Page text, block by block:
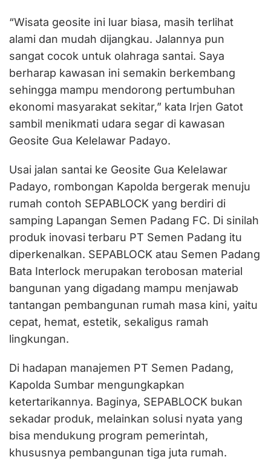
“Wisata geosite ini luar biasa, masih terlihat
alami dan mudah dijangkau. Jalannya pun
sangat cocok untuk olahraga santai. Saya
berharap kawasan ini semakin berkembang
sehingga mampu mendorong pertumbuhan
ekonomi masyarakat sekitar,” kata Irjen Gatot
sambil menikmati udara segar di kawasan
Geosite Gua Kelelawar Padayo.
Usai jalan santai ke Geosite Gua Kelelawar
Padayo, rombongan Kapolda bergerak menuju
rumah contoh SEPABLOCK yang berdiri di
samping Lapangan Semen Padang FC. Di sinilah
produk inovasi terbaru PT Semen Padang itu
diperkenalkan. SEPABLOCK atau Semen Padang
Bata Interlock merupakan terobosan material
bangunan yang digadang mampu menjawab
tantangan pembangunan rumah masa kini, yaitu
cepat, hemat, estetik, sekaligus ramah
lingkungan.
Di hadapan manajemen PT Semen Padang,
Kapolda Sumbar mengungkapkan
ketertarikannya. Baginya, SEPABLOCK bukan
sekadar produk, melainkan solusi nyata yang
bisa mendukung program pemerintah,
khususnya pembangunan tiga juta rumah.